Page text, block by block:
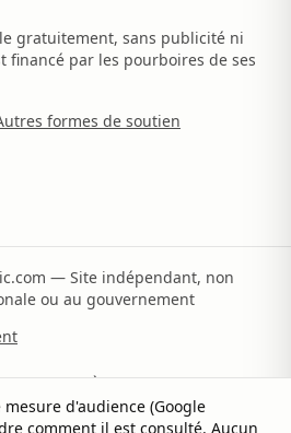
gratuitement, sans publicité ni
financé par les pourboires de ses
formes de soutien
— Site indépendant, non
ou au gouvernement
À propos
d'audience (Google
comment il est consulté. Aucun